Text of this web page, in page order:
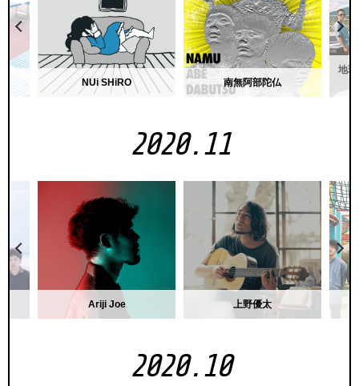
NUi SHiRO 南無阿部陀仏
地
2020.11
Ariji Joe 上野優太
2020.10